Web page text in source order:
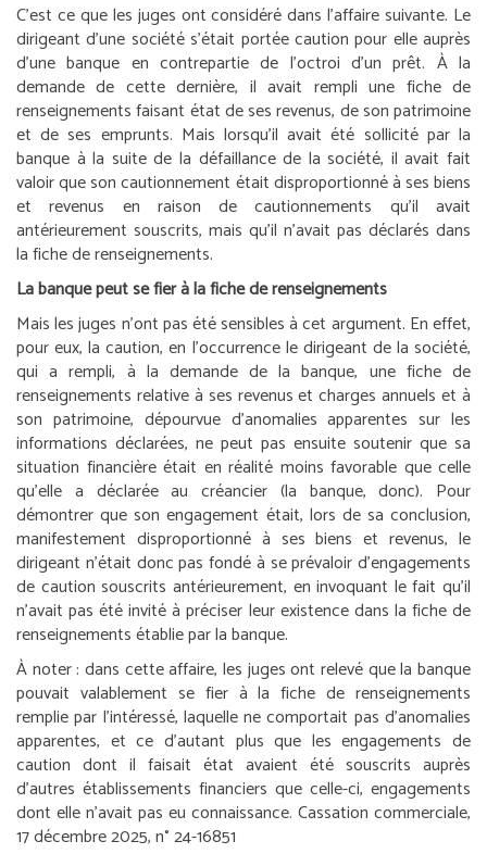
C’est ce que les juges ont considéré dans l’affaire suivante. Le
dirigeant d’une société s’était portée caution pour elle auprès
d’une banque en contrepartie de l’octroi d’un prêt. À la
demande de cette dernière, il avait rempli une fiche de
renseignements faisant état de ses revenus, de son patrimoine
et de ses emprunts. Mais lorsqu’il avait été sollicité par la
banque à la suite de la défaillance de la société, il avait fait
valoir que son cautionnement était disproportionné à ses biens
et revenus en raison de cautionnements qu’il avait
antérieurement souscrits, mais qu’il n’avait pas déclarés dans
la fiche de renseignements.
La banque peut se fier à la fiche de renseignements
Mais les juges n’ont pas été sensibles à cet argument. En effet,
pour eux, la caution, en l’occurrence le dirigeant de la société,
qui a rempli, à la demande de la banque, une fiche de
renseignements relative à ses revenus et charges annuels et à
son patrimoine, dépourvue d’anomalies apparentes sur les
informations déclarées, ne peut pas ensuite soutenir que sa
situation financière était en réalité moins favorable que celle
qu’elle a déclarée au créancier (la banque, donc). Pour
démontrer que son engagement était, lors de sa conclusion,
manifestement disproportionné à ses biens et revenus, le
dirigeant n’était donc pas fondé à se prévaloir d’engagements
de caution souscrits antérieurement, en invoquant le fait qu’il
n’avait pas été invité à préciser leur existence dans la fiche de
renseignements établie par la banque.
À noter : dans cette affaire, les juges ont relevé que la banque
pouvait valablement se fier à la fiche de renseignements
remplie par l’intéressé, laquelle ne comportait pas d’anomalies
apparentes, et ce d’autant plus que les engagements de
caution dont il faisait état avaient été souscrits auprès
d’autres établissements financiers que celle-ci, engagements
dont elle n’avait pas eu connaissance. Cassation commerciale,
17 décembre 2025, n° 24-16851